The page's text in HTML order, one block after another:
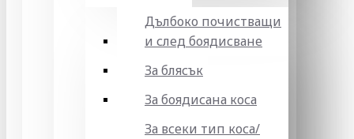
Дълбоко почистващи
и след боядисване
За блясък
За боядисана коса
За всеки тип коса/